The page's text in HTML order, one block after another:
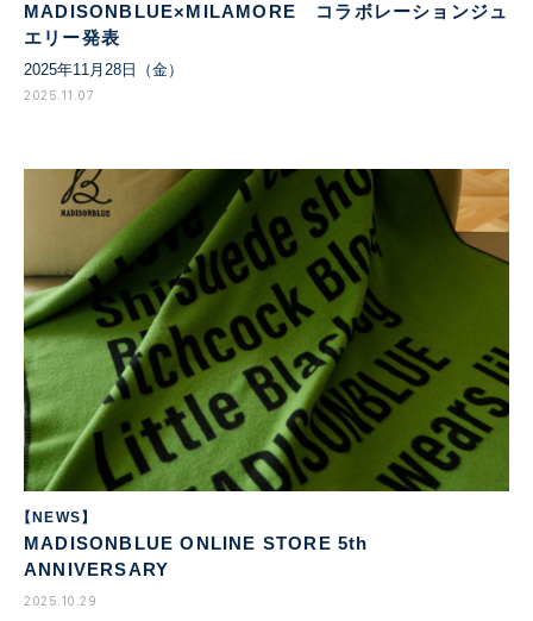
MADISONBLUE×MILAMORE コラボレーションジュ
エリー発表
2025年11月28日（金）
2025.11.07
【NEWS】
MADISONBLUE ONLINE STORE 5th
ANNIVERSARY
2025.10.29